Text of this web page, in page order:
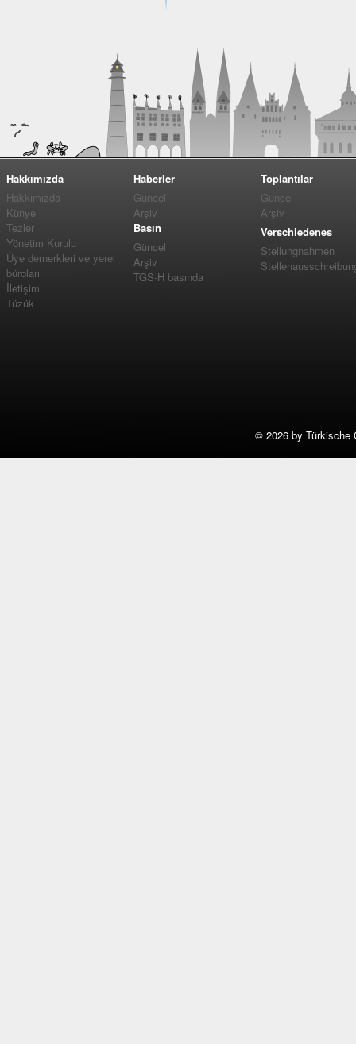
Hakkımızda
Hakkımızda
Künye
Tezler
Yönetim Kurulu
Üye dernerkleri ve yerel
büroları
İletişim
Tüzük
Haberler
Güncel
Arşiv
Basın
Güncel
Arşiv
TGS-H basında
Toplantılar
Güncel
Arşiv
Verschiedenes
Stellungnahmen
© 2026 by Türkische